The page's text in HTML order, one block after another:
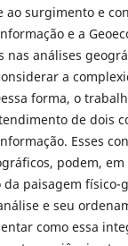
ao surgimento e
e a
nas análises
a
forma, o
de dois
Esses
podem,
da paisagem físico-
e seu
como essa